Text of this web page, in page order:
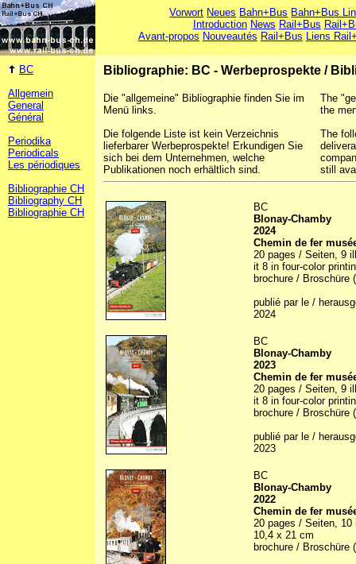
Vorwort Neues Bahn+Bus Bahn+Bus
Introduction News Rail+Bus
Avant-propos Nouveautés Rail+Bus Liens
BC
Allgemein
General
Général
Periodika
Periodicals
Les périodiques
Bibliographie CH
Bibliography CH
Bibliographie CH
Bibliographie: BC - Werbeprospekte /
Die "allgemeine" Bibliographie finden Sie im
Menü links.
Die folgende Liste ist kein Verzeichnis
lieferbarer Werbeprospekte! Erkundigen Sie
sich bei dem Unternehmen, welche
Publikationen noch erhältlich sind.
The
the
The
still
BC
Blonay-Chamby
2024
Chemin de fer
20 pages / Seiten, 9
it 8 in four-color
brochure / Broschüre
publié par le /
2024
BC
Blonay-Chamby
2023
Chemin de fer
20 pages / Seiten, 9
it 8 in four-color
brochure / Broschüre
publié par le /
2023
BC
Blonay-Chamby
2022
Chemin de fer
20 pages / Seiten, 10
10,4 x 21 cm
brochure / Broschüre